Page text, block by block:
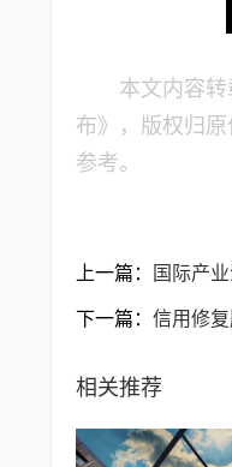
本文内容
布》，版权归
参考。
上一篇： 国际产
下一篇： 信用修
相关推荐